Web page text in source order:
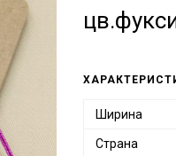
Ширина
Страна